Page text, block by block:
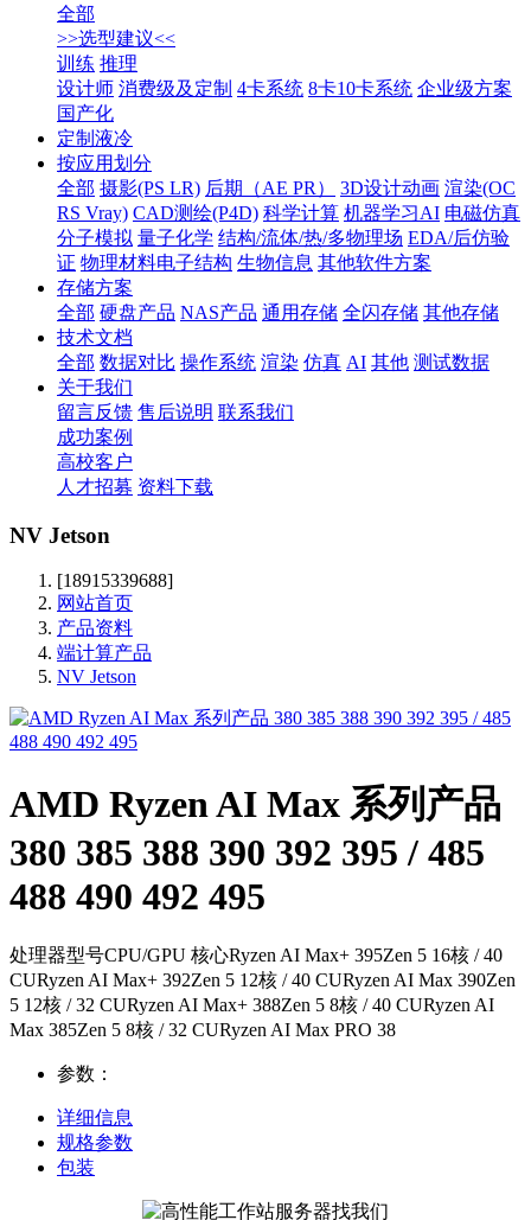
全部
>>选型建议<<
训练 推理
设计师 消费级及定制 4卡系统 8卡10卡系统 企业级方案
国产化
定制液冷
按应用划分
全部 摄影(PS LR) 后期（AE PR） 3D设计动画 渲染(OC
RS Vray) CAD测绘(P4D) 科学计算 机器学习AI 电磁仿真
分子模拟 量子化学 结构/流体/热/多物理场 EDA/后仿验
证 物理材料电子结构 生物信息 其他软件方案
存储方案
全部 硬盘产品 NAS产品 通用存储 全闪存储 其他存储
技术文档
全部 数据对比 操作系统 渲染 仿真 AI 其他 测试数据
关于我们
留言反馈 售后说明 联系我们
成功案例
高校客户
人才招募 资料下载
NV Jetson
[18915339688]
网站首页
产品资料
端计算产品
NV Jetson
AMD Ryzen AI Max 系列产品
380 385 388 390 392 395 / 485
488 490 492 495
处理器型号CPU/GPU 核心Ryzen AI Max+ 395Zen 5 16核 / 40
CURyzen AI Max+ 392Zen 5 12核 / 40 CURyzen AI Max 390Zen
5 12核 / 32 CURyzen AI Max+ 388Zen 5 8核 / 40 CURyzen AI
Max 385Zen 5 8核 / 32 CURyzen AI Max PRO 38
参数：
详细信息
规格参数
包装